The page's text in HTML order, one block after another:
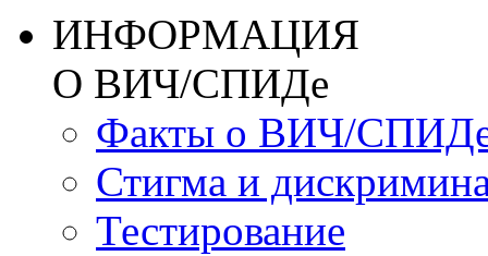
ИНФОРМАЦИЯ
О ВИЧ/СПИДе
Факты о ВИЧ/
Стигма и
Тестирование